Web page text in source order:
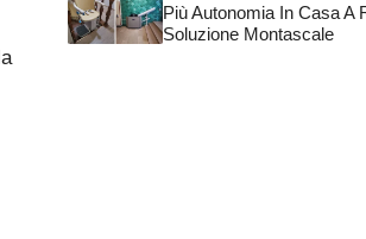
Più Autonomia In Casa A
Soluzione Montascale